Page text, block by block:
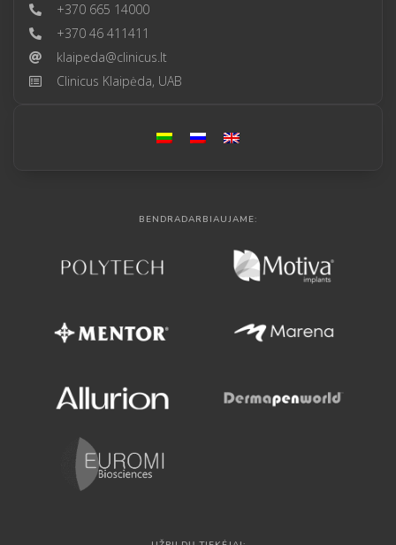
+370 665 14000
+370 46 411411
klaipeda@clinicus.lt
Clinicus Klaipėda, UAB
BENDRADARBIAUJAME: